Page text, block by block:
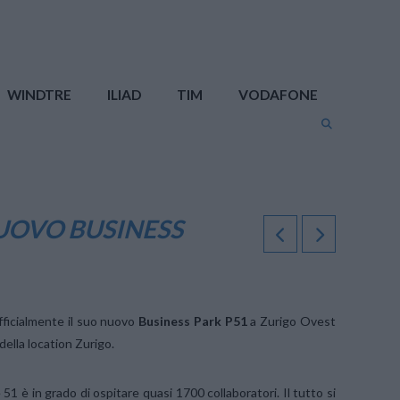
WINDTRE ILIAD TIM VODAFONE
BUSINESS
il suo nuovo Business Park P51 a Zurigo Ovest
location Zurigo.
è in grado di ospitare quasi 1700 collaboratori. Il tutto si